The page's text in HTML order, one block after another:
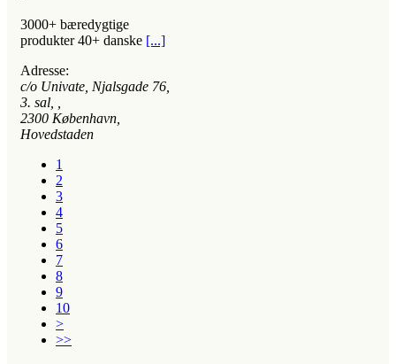
3000+ bæredygtige
produkter 40+ danske [...]
Adresse:
c/o Univate, Njalsgade 76,
3. sal
2300 København,
Hovedstaden
1
2
3
4
5
6
7
8
9
10
>
>>